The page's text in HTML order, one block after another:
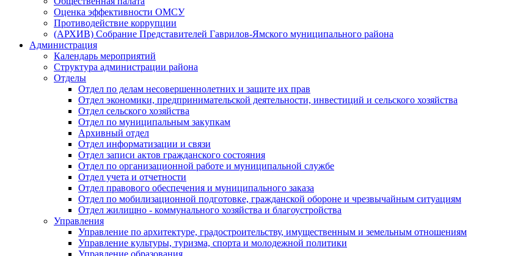
Оценка эффективности ОМСУ
Противодействие коррупции
(АРХИВ) Собрание Представителей Гаврилов-Ямского муниципального района
Администрация
Календарь мероприятий
Структура администрации района
Отделы
Отдел по делам несовершеннолетних и защите их прав
Отдел экономики, предпринимательской деятельности, инвестиций и сельского хозяйства
Отдел сельского хозяйства
Отдел по муниципальным закупкам
Архивный отдел
Отдел информатизации и связи
Отдел записи актов гражданского состояния
Отдел по организационной работе и муниципальной службе
Отдел учета и отчетности
Отдел правового обеспечения и муниципального заказа
Отдел по мобилизационной подготовке, гражданской обороне и чрезвычайным ситуациям
Отдел жилищно - коммунального хозяйства и благоустройства
Управления
Управление по архитектуре, градостроительству, имущественным и земельным отношениям
Управление культуры, туризма, спорта и молодежной политики
Управление образования